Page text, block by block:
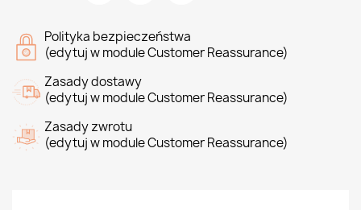
Polityka bezpieczeństwa
(edytuj w module Customer Reassurance)
Zasady dostawy
(edytuj w module Customer Reassurance)
Zasady zwrotu
(edytuj w module Customer Reassurance)